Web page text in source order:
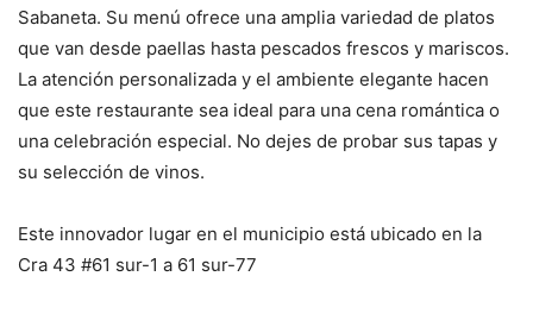
Sabaneta. Su menú ofrece una amplia variedad de platos
que van desde paellas hasta pescados frescos y mariscos.
La atención personalizada y el ambiente elegante hacen
que este restaurante sea ideal para una cena romántica o
una celebración especial. No dejes de probar sus tapas y
su selección de vinos.
Este innovador lugar en el municipio está ubicado en la
Cra 43 #61 sur-1 a 61 sur-77